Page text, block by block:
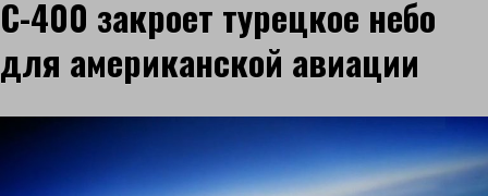
С-400 закроет турецкое небо
для американской авиации